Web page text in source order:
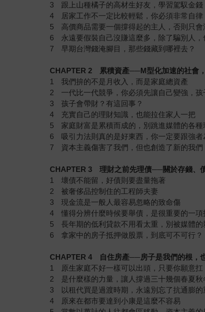
3 跟上山種橘子的高材生好友，學習駕馭金錢
4 居家工作不一定比較輕鬆，你必須非常自律
5 高價商品需要一個撐得起的主人，否則只會
6 永遠要假裝自己沒賺這麼多，除了騙別人，
7 早期台灣錢淹腳目，那些錢藏到哪裡去？
CHAPTER 2 累積資產──M型化加速的社會
1 我們拚的不是月收入，而是家庭總資產
2 一代比一代競爭，你必須先讓自己變強，孩
3 孩子會帶財？有這回事？
4 充實自己的理財知識，也能拉住家人一把
5 家庭財富是累積而成的，別跳進媒體的各種
6 吸引力法則真的是好東西，你一定要跟強者
7 資本主義傷害了我們，但也創造了新的我們
CHAPTER 3 理財之前先理債──關於存錢、
1 壞債不能留，好債則要盡量拖著
2 被奢侈品控制住的工程師夫妻
3 現金流是一般人最容易忽略的致命傷
4 懂得分辨什麼時候要舉債，是很重要的一項
5 長年期的低利貸款不用看太重，別被媒體的
6 拿家中的房子抵押做股票，到底可不可行？
CHAPTER 4 自住房產──房子是我們的根，
1 原生家庭不好一樣可以出頭，只要你願意扛
2 是什麼樣的力量，讓人撐過三十幾個春夏秋
3 以租代買是過渡時期，永遠別忘了抗通膨的
4 原來在都市要達到小康是這麼不容易